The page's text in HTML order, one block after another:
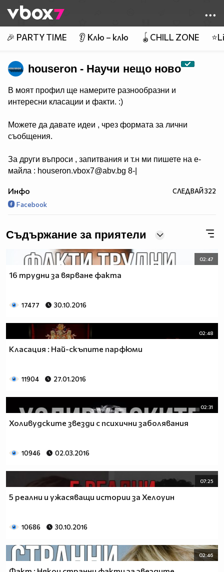
👾
🎉 PARTY TIME 👂 Клю – клю 🪀CHILL ZONE
houseron - Научи нещо ново
В моят профил ще намерите разнообразни и
интересни класации и факти. :)
Можете да давате идеи , чрез формата за лични
съобщения.
За други въпроси , запитвания и т.н ми пишете на е-
майла : houseron.vbox7@abv.bg 8-|
Инфо СЛЕДВАЙ322
Facebook
Съдържание за приятели
02:47
16 трудни за вярване факта
17477 30.10.2016
02:48
Класация : Най-скъпите парфюми
11904 27.01.2016
02:31
Холивудските звезди с психични заболявания
10946 02.03.2016
07:25
5 реални и ужасяващи истории за Хелоуин
10686 30.10.2016
02:46